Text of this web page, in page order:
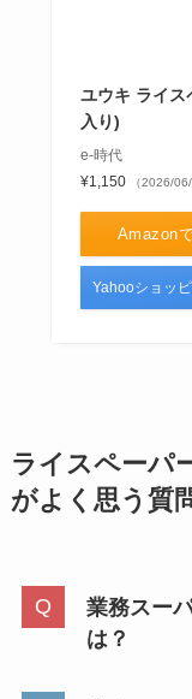
ユウキ ライ
入り)
e-時代
¥1,150
（2026/
Amazon
Yahooショッ
ライスペーパ
がよく思う質
業務スー
は？